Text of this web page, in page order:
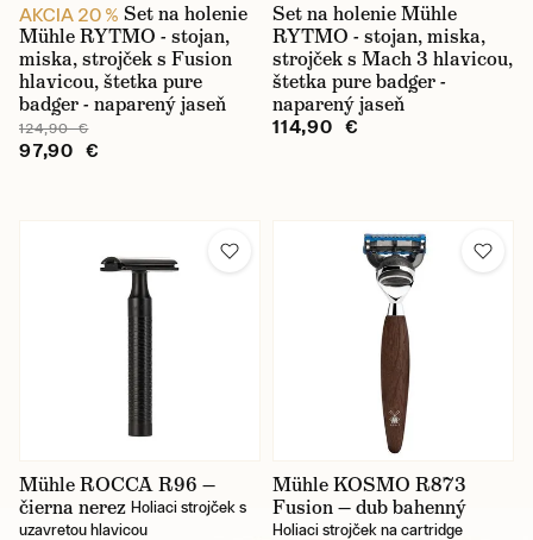
AKCIA 20 % Set na holenie
Mühle RYTMO - stojan,
miska, strojček s Fusion
hlavicou, štetka pure
badger - naparený jaseň
124,90 €
97,90 €
Set na holenie Mühle
RYTMO - stojan, miska,
strojček s Mach 3 hlavicou,
štetka pure badger -
naparený jaseň
114,90 €
Mühle ROCCA R96 —
čierna nerez Holiaci strojček s
uzavretou hlavicou
Mühle KOSMO R873
Fusion — dub bahenný
Holiaci strojček na cartridge